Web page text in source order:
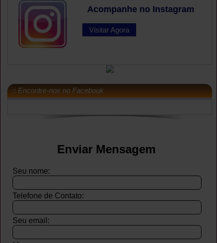
Acompanhe no Instagram
Visitar Agora
:: Encontre-nos no Facebook